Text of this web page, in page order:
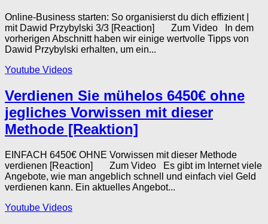
Online-Business starten: So organisierst du dich effizient |
mit Dawid Przybylski 3/3 [Reaction] Zum Video In dem
vorherigen Abschnitt haben wir einige wertvolle Tipps von
Dawid Przybylski erhalten, um ein...
Youtube Videos
Verdienen Sie mühelos 6450€ ohne
jegliches Vorwissen mit dieser
Methode [Reaktion]
EINFACH 6450€ OHNE Vorwissen mit dieser Methode
verdienen [Reaction] Zum Video Es gibt im Internet viele
Angebote, wie man angeblich schnell und einfach viel Geld
verdienen kann. Ein aktuelles Angebot...
Youtube Videos